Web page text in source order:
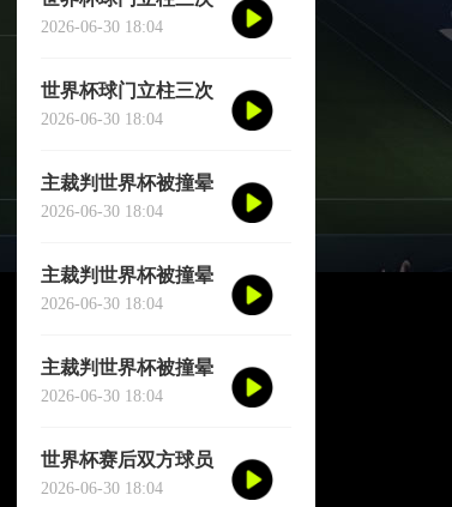
救险
2026-06-30 18:04
世界杯球门立柱三次
救险
2026-06-30 18:04
主裁判世界杯被撞晕
短暂失去意识
2026-06-30 18:04
主裁判世界杯被撞晕
短暂失去意识
2026-06-30 18:04
主裁判世界杯被撞晕
短暂失去意识
2026-06-30 18:04
世界杯赛后双方球员
大规模冲突
2026-06-30 18:04